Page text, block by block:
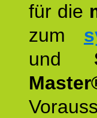
für die
zum
und